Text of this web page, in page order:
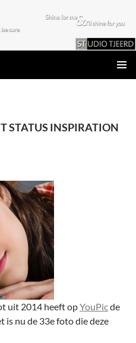
STATUS INSPIRATION
uit 2014 heeft opYouPicde
is nu de 33e foto die deze